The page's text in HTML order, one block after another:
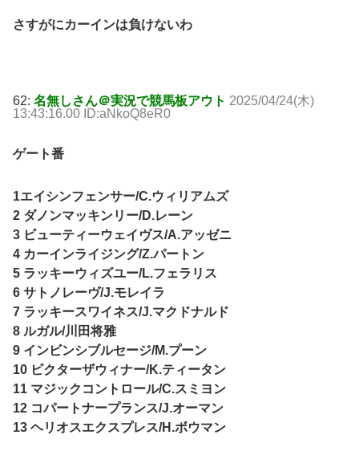
さすがにカーインは負けないわ
62: 名無しさん＠実況で競馬板アウト 2025/04/24(木)
13:43:16.00 ID:aNkoQ8eR0
ゲート番
1エイシンフェンサー/C.ウィリアムズ
2 ダノンマッキンリー/D.レーン
3 ビューティーウェイヴス/A.アッゼニ
4 カーインライジング/Z.パートン
5 ラッキーウィズユー/L.フェラリス
6 サトノレーヴ/J.モレイラ
7 ラッキースワイネス/J.マクドナルド
8 ルガル/川田将雅
9 インビンシブルセージ/M.プーン
10 ビクターザウィナー/K.ティータン
11 マジックコントロール/C.スミヨン
12 コパートナープランス/J.オーマン
13 ヘリオスエクスプレス/H.ボウマン